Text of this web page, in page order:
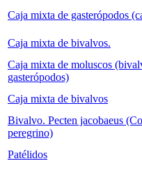
Caja mixta de gasterópodos
Caja mixta de bivalvos.
Caja mixta de moluscos
gasterópodos)
Caja mixta de bivalvos
Bivalvo. Pecten jacobaeus
peregrino)
Patélidos